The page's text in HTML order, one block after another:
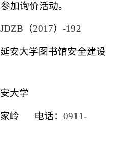
加询价活动。
JDZB （2017）-192
安大学图书馆安全建设
大学
岭 电话： 0911-